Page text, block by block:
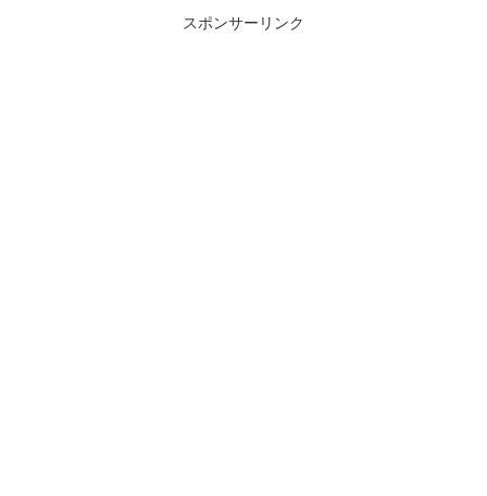
スポンサーリンク